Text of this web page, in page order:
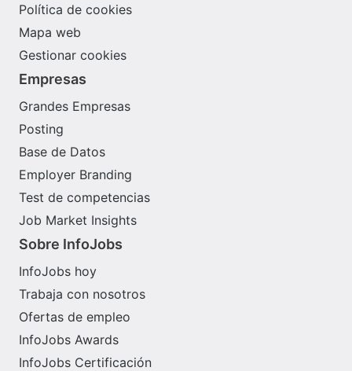
Política de cookies
Mapa web
Gestionar cookies
Empresas
Grandes Empresas
Posting
Base de Datos
Employer Branding
Test de competencias
Job Market Insights
Sobre InfoJobs
InfoJobs hoy
Trabaja con nosotros
Ofertas de empleo
InfoJobs Awards
InfoJobs Certificación